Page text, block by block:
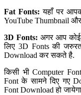
Fat Fonts: यहाँ पर
YouTube Thumbnail
3D Fonts: अगर आप कोई
लिए 3D Fonts की
Download कर सकते है.
किसी भी Computer
Font के सामने दिए गए
Font Download हो